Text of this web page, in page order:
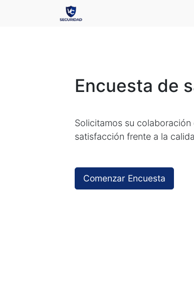
Encuesta de
Solicitamos su
satisfacción frente a la
Comenzar Encuesta